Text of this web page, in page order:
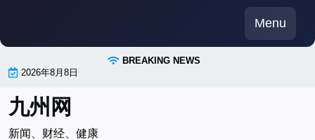
content
Menu
BREAKING NEWS
2026年8月8日
九州网
新闻、财经、健康